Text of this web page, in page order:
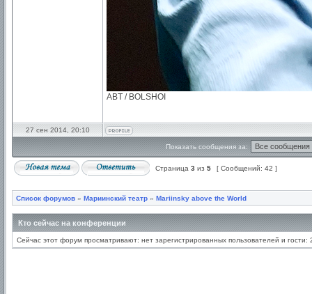
ABT / BOLSHOI
27 сен 2014, 20:10
Показать сообщения за:
Страница 3 из 5 [ Сообщений: 42 ]
Список форумов » Мариинский театр » Mariinsky above the World
Кто сейчас на конференции
Сейчас этот форум просматривают: нет зарегистрированных пользователей и гости: